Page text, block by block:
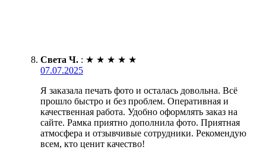
Света Ч. : ★ ★ ★ ★ ★
07.07.2025
Я заказала печать фото и осталась довольна. Всё
прошло быстро и без проблем. Оперативная и
качественная работа. Удобно оформлять заказ на
сайте. Рамка приятно дополнила фото. Приятная
атмосфера и отзывчивые сотрудники. Рекомендую
всем, кто ценит качество!